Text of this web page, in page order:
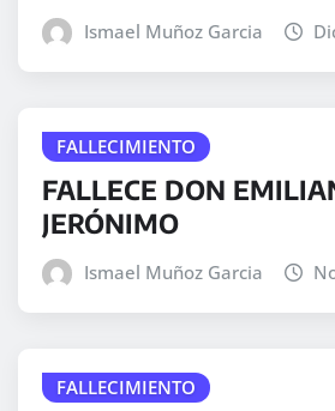
Ismael Muñoz Garcia
FALLECIMIENTO
FALLECE DON
JERÓNIMO
Ismael Muñoz Garcia
FALLECIMIENTO